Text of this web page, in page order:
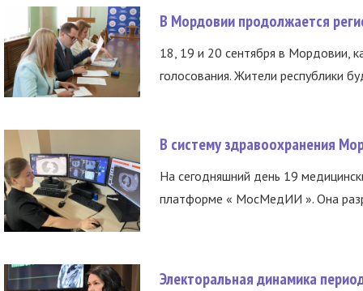
В Мордовии продолжается
18, 19 и 20 сентября в Мордовии,
голосования. Жители республики
В систему здравоохранения
На сегодняшний день 19
платформе « МосМедИИ ». Она
Электоральная динамика